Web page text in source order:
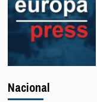
Nacional